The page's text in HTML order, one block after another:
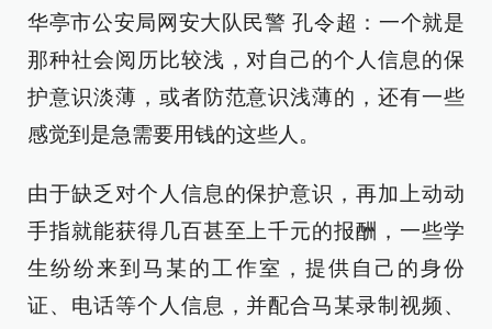
华亭市公安局网安大队民警 孔令超：一个就是
那种社会阅历比较浅，对自己的个人信息的保
护意识淡薄，或者防范意识浅薄的，还有一些
感觉到是急需要用钱的这些人。
由于缺乏对个人信息的保护意识，再加上动动
手指就能获得几百甚至上千元的报酬，一些学
生纷纷来到马某的工作室，提供自己的身份
证、电话等个人信息，并配合马某录制视频、